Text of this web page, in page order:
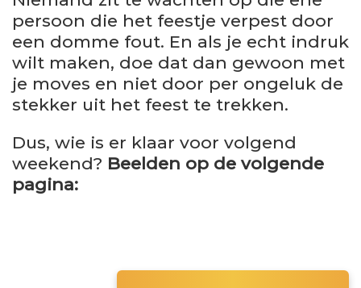
persoon die het feestje verpest door
een domme fout. En als je echt indruk
wilt maken, doe dat dan gewoon met
je moves en niet door per ongeluk de
stekker uit het feest te trekken.
Dus, wie is er klaar voor volgend
weekend? Beelden op de volgende
pagina: